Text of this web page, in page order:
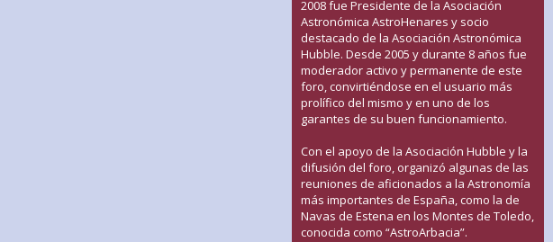
2008 fue Presidente de la Asociación
Astronómica AstroHenares y socio
destacado de la Asociación Astronómica
Hubble. Desde 2005 y durante 8 años fue
moderador activo y permanente de este
foro, convirtiéndose en el usuario más
prolífico del mismo y en uno de los
garantes de su buen funcionamiento.
Con el apoyo de la Asociación Hubble y la
difusión del foro, organizó algunas de las
reuniones de aficionados a la Astronomía
más importantes de España, como la de
Navas de Estena en los Montes de Toledo,
conocida como “AstroArbacia”.